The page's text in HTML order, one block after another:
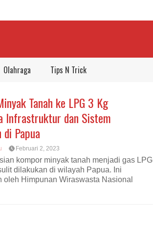
Olahraga Tips N Trick
Tanah ke LPG 3 Kg
Infrastruktur dan Sistem
di Papua
Februari 2, 2023
kompor minyak tanah menjadi gas LPG
dilakukan di wilayah Papua. Ini
oleh Himpunan Wiraswasta Nasional